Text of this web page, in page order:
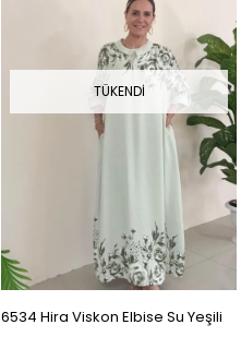
TÜKENDI
6534 Hira Viskon Elbise Su Yeşili